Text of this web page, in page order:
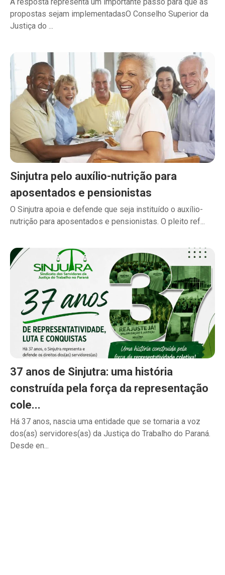
propostas sejam implementadasO Conselho Superior da
Justiça do ...
Sinjutra pelo auxílio-nutrição para
aposentados e pensionistas
O Sinjutra apoia e defende que seja instituído o auxílio-
nutrição para aposentados e pensionistas. O pleito ref...
37 anos de Sinjutra: uma história
construída pela força da representação
cole...
Há 37 anos, nascia uma entidade que se tornaria a voz
dos(as) servidores(as) da Justiça do Trabalho do Paraná.
Desde en...